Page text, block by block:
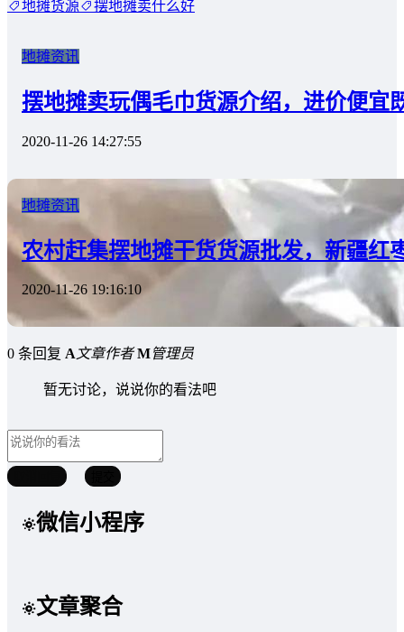
地摊货源 摆地摊卖什么好
地摊资讯
摆地摊卖玩偶毛巾货源介绍，进价便宜
2020-11-26 14:27:55
地摊资讯
农村赶集摆地摊干货货源批发，新疆红
2020-11-26 19:16:10
0 条回复 A文章作者 M管理员
暂无讨论，说说你的看法吧
微信小程序
文章聚合